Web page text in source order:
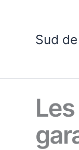
Sud